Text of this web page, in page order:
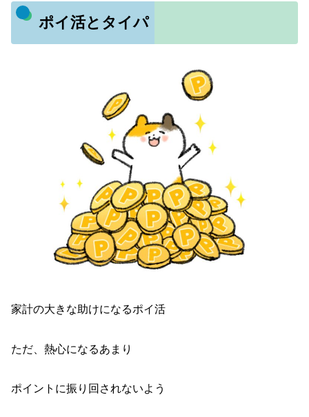
ポイ活とタイパ
家計の大きな助けになるポイ活
ただ、熱心になるあまり
ポイントに振り回されないよう